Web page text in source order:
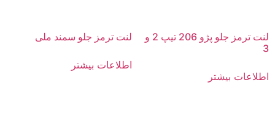
لنت ترمز جلو پژو 206 تیپ 2 و
3
اطلاعات بیشتر
لنت ترمز جلو سمند ملی
اطلاعات بیشتر